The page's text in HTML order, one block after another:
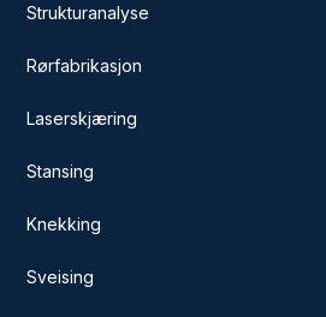
Strukturanalyse
Rørfabrikasjon
Laserskjæring
Stansing
Knekking
Sveising